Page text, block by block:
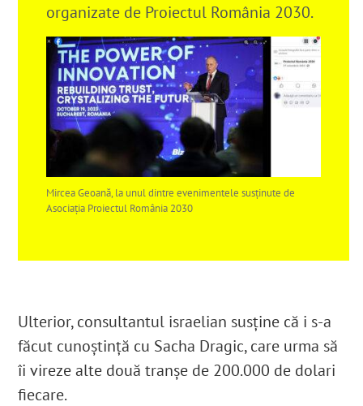
organizate de Proiectul România 2030.
Mircea Geoană, la unul dintre evenimentele susținute de
Asociația Proiectul România 2030
Ulterior, consultantul israelian susține că i s-a
făcut cunoștință cu Sacha Dragic, care urma să
îi vireze alte două tranșe de 200.000 de dolari
fiecare.